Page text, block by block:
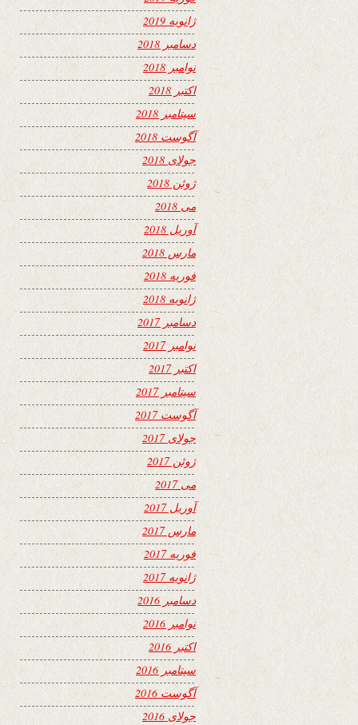
ژانویه 2019
دسامبر 2018
نوامبر 2018
اکتبر 2018
سپتامبر 2018
آگوست 2018
جولای 2018
ژوئن 2018
می 2018
آوریل 2018
مارس 2018
فوریه 2018
ژانویه 2018
دسامبر 2017
نوامبر 2017
اکتبر 2017
سپتامبر 2017
آگوست 2017
جولای 2017
ژوئن 2017
می 2017
آوریل 2017
مارس 2017
فوریه 2017
ژانویه 2017
دسامبر 2016
نوامبر 2016
اکتبر 2016
سپتامبر 2016
آگوست 2016
جولای 2016